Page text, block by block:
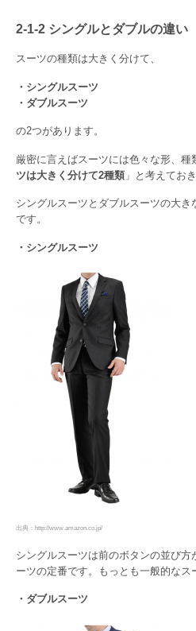
2-1-2 シングルとダブルの違い
スーツの種類は大きく分けて、
・シングルスーツ
・ダブルスーツ
の2つがあります。
厳密に言えばスーツには色々な形、種
ツは大きく分けて2種類 」と考えてお
シングルスーツとダブルスーツの大き
です。
・シングルスーツ
出典：http://www.amazon.co.jp/
シングルスーツは前のボタンの並び方
ーツの定番です。もっとも一般的なス
・ダブルスーツ